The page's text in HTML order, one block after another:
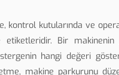
kontrol kutularında ve
etiketleridir. Bir
hangi değeri
makine parkurunu